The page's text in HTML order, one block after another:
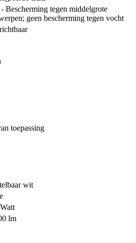
Bescherming tegen middelgrote
geen bescherming tegen vocht
toepassing
wit
lm